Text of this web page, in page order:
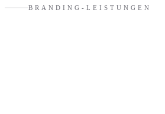
BRANDING-LEISTUNGEN